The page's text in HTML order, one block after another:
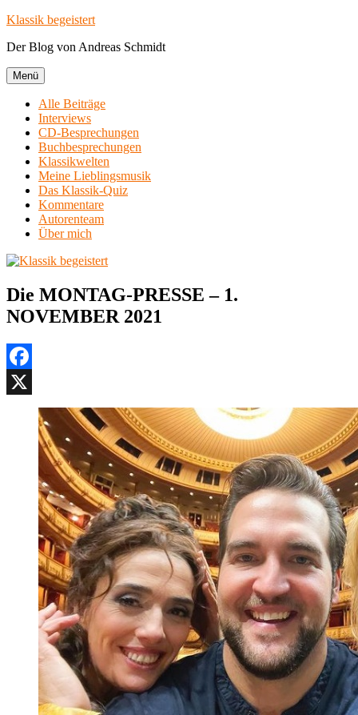
Zum
springen
Klassik begeistert
Der Blog von Andreas Schmidt
Menü
Alle Beiträge
Interviews
CD-Besprechungen
Buchbesprechungen
Klassikwelten
Meine Lieblingsmusik
Das Klassik-Quiz
Kommentare
Autorenteam
Über mich
Die MONTAG-PRESSE – 1.
NOVEMBER 2021
Facebook